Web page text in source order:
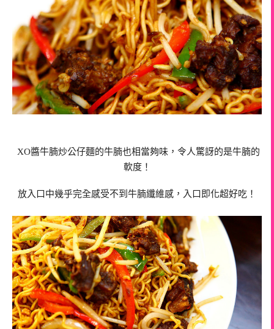
XO醬牛腩炒公仔麵的牛腩也相當夠味，令人驚訝的是牛腩的
軟度！
放入口中幾乎完全感受不到 牛腩纖維感，入口即化超好吃！